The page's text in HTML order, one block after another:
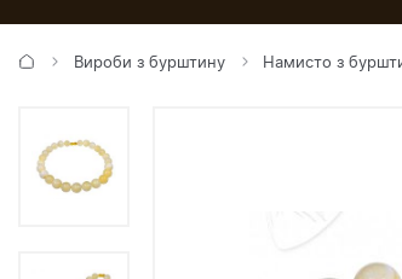
Вироби з бурштину Намисто з